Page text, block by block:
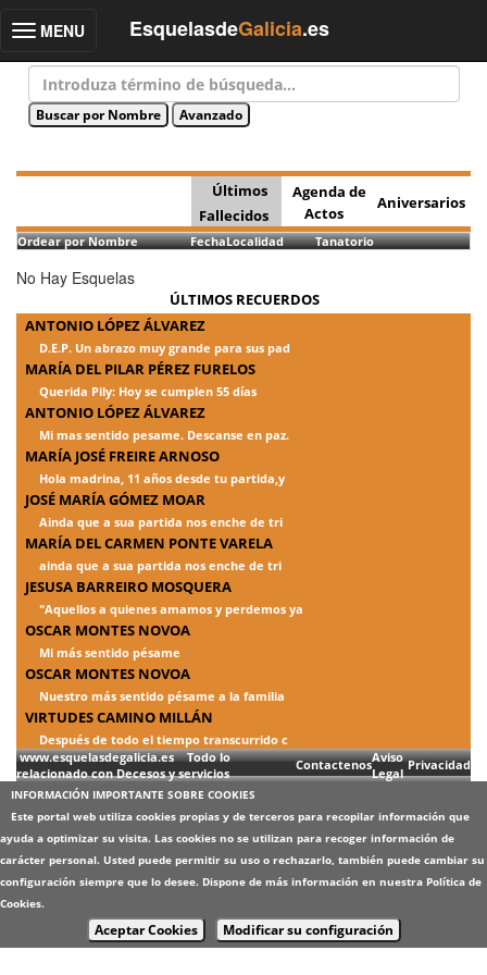
Toggle
MENU EsquelasdeGalicia.es
Últimos
Fallecidos
Agenda de
Actos
Aniversarios
Ordear por Nombre FechaLocalidad Tanatorio
No Hay Esquelas
ÚLTIMOS RECUERDOS
ANTONIO LÓPEZ ÁLVAREZ
D.E.P. Un abrazo muy grande para sus pad
MARÍA DEL PILAR PÉREZ FURELOS
Querida Pily: Hoy se cumplen 55 días
ANTONIO LÓPEZ ÁLVAREZ
Mi mas sentido pesame. Descanse en paz.
MARÍA JOSÉ FREIRE ARNOSO
Hola madrina, 11 años desde tu partida,y
JOSÉ MARÍA GÓMEZ MOAR
Ainda que a sua partida nos enche de tri
MARÍA DEL CARMEN PONTE VARELA
ainda que a sua partida nos enche de tri
JESUSA BARREIRO MOSQUERA
"Aquellos a quienes amamos y perdemos ya
OSCAR MONTES NOVOA
Mi más sentido pésame
OSCAR MONTES NOVOA
Nuestro más sentido pésame a la familia
VIRTUDES CAMINO MILLÁN
Después de todo el tiempo transcurrido c
www.esquelasdegalicia.es Todo lo
relacionado con Decesos y servicios
ContactenosAviso
Legal
Privacidad
INFORMACIÓN IMPORTANTE SOBRE COOKIES
Este portal web utiliza cookies propias y de terceros para recopilar información que
ayuda a optimizar su visita. Las cookies no se utilizan para recoger información de
carácter personal. Usted puede permitir su uso o rechazarlo, también puede cambiar su
configuración siempre que lo desee. Dispone de más información en nuestra Política de
Cookies.